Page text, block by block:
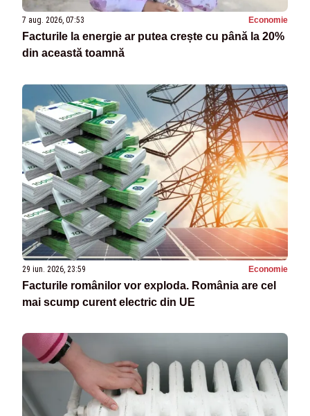
7 aug. 2026, 07:53 Economie
Facturile la energie ar putea crește cu până la 20%
din această toamnă
29 iun. 2026, 23:59 Economie
Facturile românilor vor exploda. România are cel
mai scump curent electric din UE